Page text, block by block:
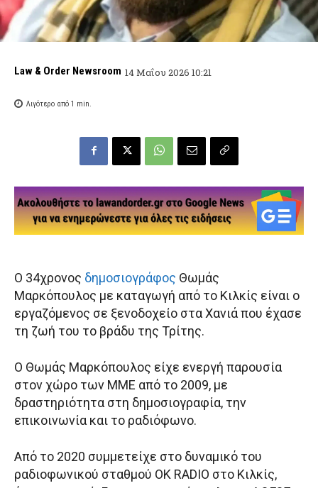
Law & Order Newsroom 14 Μαΐου 2026 10:21
Λιγότερο από 1 min.
Ο 34χρονος δημοσιογράφος Θωμάς
Μαρκόπουλος με καταγωγή από το Κιλκίς είναι ο
εργαζόμενος σε ξενοδοχείο στα Χανιά που έχασε
τη ζωή του το βράδυ της Τρίτης.
Ο Θωμάς Μαρκόπουλος είχε ενεργή παρουσία
στον χώρο των ΜΜΕ από το 2009, με
δραστηριότητα στη δημοσιογραφία, την
επικοινωνία και το ραδιόφωνο.
Από το 2020 συμμετείχε στο δυναμικό του
ραδιοφωνικού σταθμού OK RADIO στο Κιλκίς,